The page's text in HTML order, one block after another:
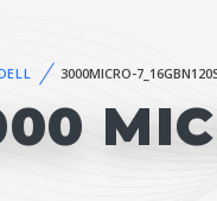
3000MICRO-